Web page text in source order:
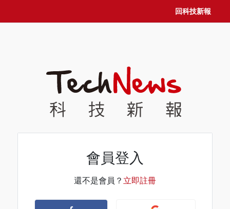
回科技新報
會員登入
還不是會員？ 立即註冊